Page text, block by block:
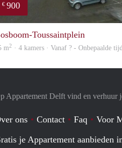
€ 900
Toussaintplein
m2 · 4 kamers · Vanaf ? - Onbepaalde
Appartement Delft vind en verhuur
ons Contact Faq Voor
je Appartement aanbieden